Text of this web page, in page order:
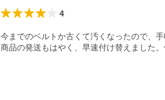
4
今までのベルトか古くて汚くなったので、
商品の発送もはやく、早速付け替えました